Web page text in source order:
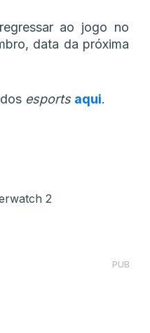
ao jogo no
data da próxima
esports aqui.
2
PUB